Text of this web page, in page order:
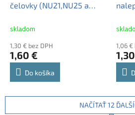
čelovky (NU21,NU25 a
prilbu HMB1
skladom
1,30 € bez DPH
1,60 €
Do košíka
1,06 €
NAČÍTAŤ 12